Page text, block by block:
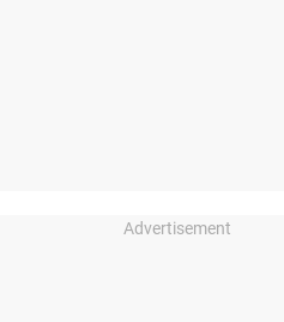
Advertisement